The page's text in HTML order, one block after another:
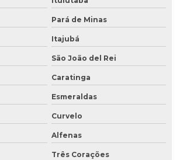
de solo
de tanque subterrâneo
de tanques
ambiental
de solo
ambiental
meio ambiente
Pará de Minas
Itajubá
São João del Rei
Caratinga
Esmeraldas
Curvelo
Alfenas
Três Corações